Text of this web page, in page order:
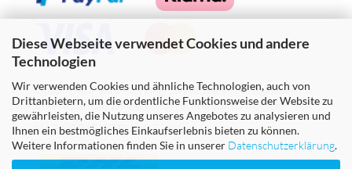
Diese Webseite verwendet Cookies und andere
Technologien
Wir verwenden Cookies und ähnliche Technologien, auch von
Drittanbietern, um die ordentliche Funktionsweise der Website zu
gewährleisten, die Nutzung unseres Angebotes zu analysieren und
Ihnen ein bestmögliches Einkaufserlebnis bieten zu können.
Weitere Informationen finden Sie in unserer Datenschutzerklärung.
Option: Kauf auf Rechnung, zahlen später 30 Tage über
unsere Zahlungsanbieter PayPal und Klarna möglich!
WIR VERSENDEN MIT